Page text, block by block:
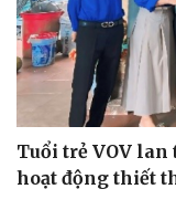
Tuổi trẻ VOV
hoạt động thiết